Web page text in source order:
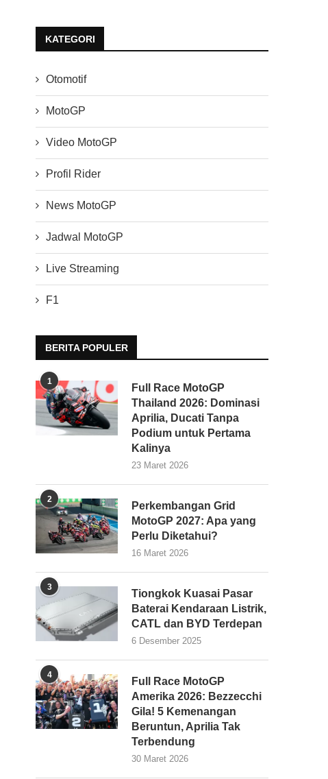
KATEGORI
Otomotif
MotoGP
Video MotoGP
Profil Rider
News MotoGP
Jadwal MotoGP
Live Streaming
F1
BERITA POPULER
1
Full Race MotoGP
Thailand 2026: Dominasi
Aprilia, Ducati Tanpa
Podium untuk Pertama
Kalinya
23 Maret 2026
2
Perkembangan Grid
MotoGP 2027: Apa yang
Perlu Diketahui?
16 Maret 2026
3
Tiongkok Kuasai Pasar
Baterai Kendaraan Listrik,
CATL dan BYD Terdepan
6 Desember 2025
4
Full Race MotoGP
Amerika 2026: Bezzecchi
Gila! 5 Kemenangan
Beruntun, Aprilia Tak
Terbendung
30 Maret 2026